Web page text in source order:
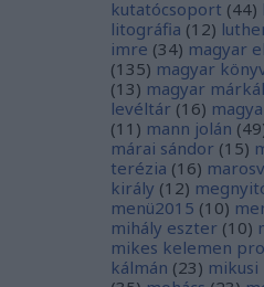
kutatócsoport (44)
litográfia (12)
imre (34) magyar
(135) magyar
(13) magyar
levéltár (16)
(11 ) mann jolán (49
márai sándor (15)
terézia (16)
király (12)
menü2015 (10)
mihály eszter (10)
mikes kelemen
kálmán (23) mikusi